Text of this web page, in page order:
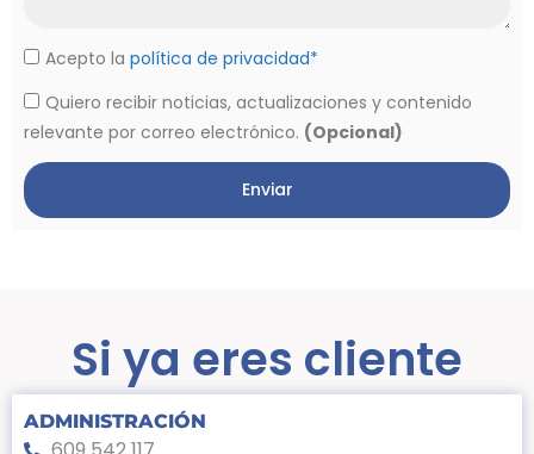
Acepto la política de privacidad*
Quiero recibir noticias, actualizaciones y contenido
relevante por correo electrónico. (Opcional)
Enviar
Si ya eres cliente
ADMINISTRACIÓN